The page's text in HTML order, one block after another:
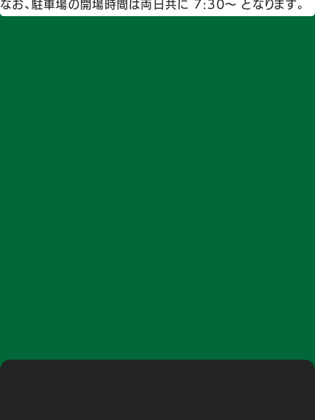
なお、駐車場の開場時間は両日共に 7:30～ となります。